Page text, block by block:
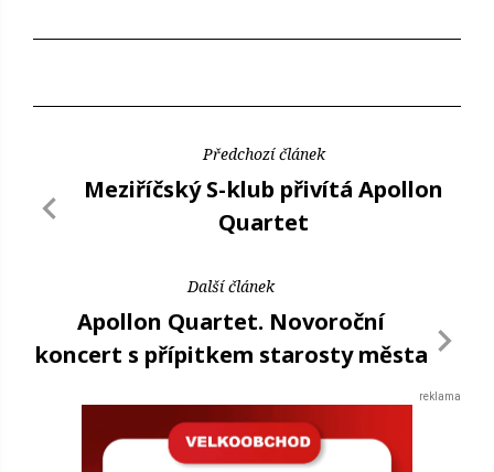
Předchozí článek
Meziříčský S-klub přivítá Apollon
Quartet
Další článek
Apollon Quartet. Novoroční
koncert s přípitkem starosty města